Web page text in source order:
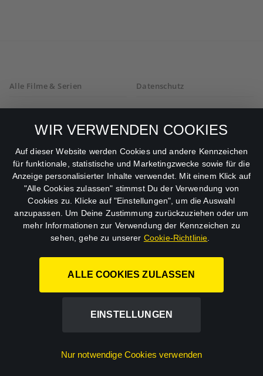
WIR VERWENDEN COOKIES
Auf dieser Website werden Cookies und andere Kennzeichen
für funktionale, statistische und Marketingzwecke sowie für die
Anzeige personalisierter Inhalte verwendet. Mit einem Klick auf
"Alle Cookies zulassen" stimmst Du der Verwendung von
Cookies zu. Klicke auf "Einstellungen", um die Auswahl
anzupassen. Um Deine Zustimmung zurückzuziehen oder um
mehr Informationen zur Verwendung der Kennzeichen zu
sehen, gehe zu unserer Cookie-Richtlinie
ALLE COOKIES ZULASSEN
EINSTELLUNGEN
Nur notwendige Cookies verwenden
Alle Filme & Serien
AGB
Impressum
Abo kündigen
Datenschutz